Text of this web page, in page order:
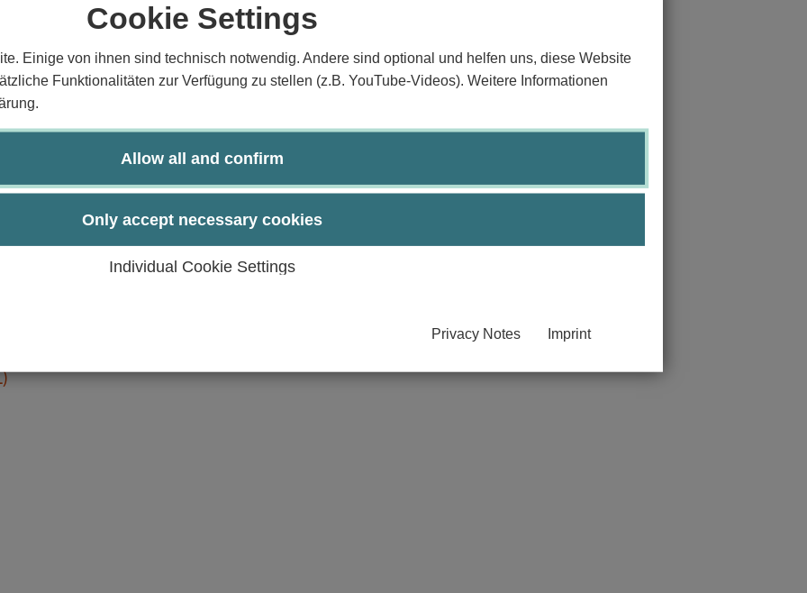
Cookie Settings
Einige von ihnen sind technisch notwendig. Andere sind optional und helfen uns, diese Website
Funktionalitäten zur Verfügung zu stellen (z.B. YouTube-Videos). Weitere Informationen
Allow all and confirm
Only accept necessary cookies
Individual Cookie Settings
Privacy Notes Imprint
Quadrate-Schätzung, Shrinkage-Schätzung
linearen Modellen und multivariaten Verfahren.
bearbeiten.